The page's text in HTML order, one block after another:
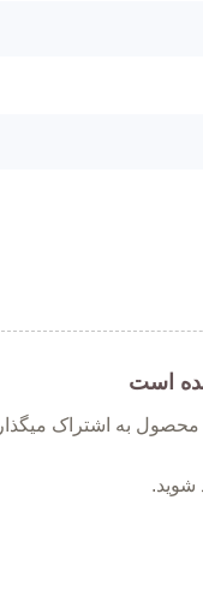
است
محصول به اشتراک
شوید.